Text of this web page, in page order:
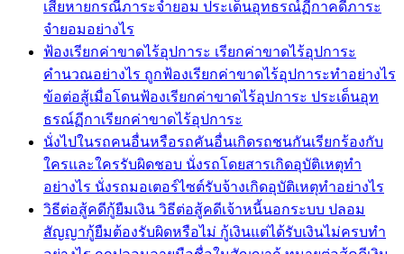
เสียหายกรณีภาระจำยอม ประเด็นอุทธรณ์ฏีกาคดีภาระ
จำยอมอย่างไร
ฟ้องเรียกค่าขาดไร้อุปการะ เรียกค่าขาดไร้อุปการะ
คำนวณอย่างไร ถูกฟ้องเรียกค่าขาดไร้อุปการะทำอย่างไร
ข้อต่อสู้เมื่อโดนฟ้องเรียกค่าขาดไร้อุปการะ ประเด็นอุท
ธรณ์ฏีกาเรียกค่าขาดไร้อุปการะ
นั่งไปในรถคนอื่นหรือรถคันอื่นเกิดรถชนกันเรียกร้องกับ
ใครและใครรับผิดชอบ นั่งรถโดยสารเกิดอุบัติเหตุทำ
อย่างไร นั่งรถมอเตอร์ไซต์รับจ้างเกิดอุบัติเหตุทำอย่างไร
วิธีต่อสู้คดีกู้ยืมเงิน วิธีต่อสู้คดีเจ้าหนี้นอกระบบ ปลอม
สัญญากู้ยืมต้องรับผิดหรือไม่ กู้เงินแต่ได้รับเงินไม่ครบทำ